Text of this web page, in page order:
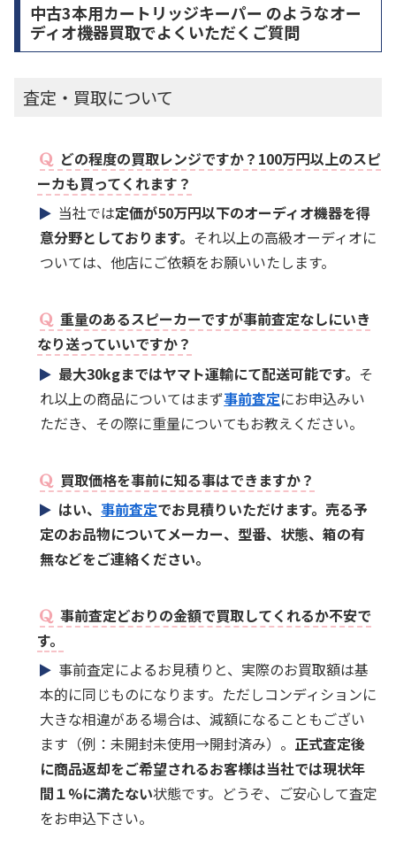
中古3本用カートリッジキーパー のようなオー
ディオ機器買取でよくいただくご質問
査定・買取について
どの程度の買取レンジですか？100万円以上のスピ
ーカも買ってくれます？
当社では定価が50万円以下のオーディオ機器を得
意分野としております。 それ以上の高級オーディオに
ついては、他店にご依頼をお願いいたします。
重量のあるスピーカーですが事前査定なしにいき
なり送っていいですか？
最大30kgまではヤマト運輸にて配送可能です。 そ
れ以上の商品についてはまず事前査定にお申込みい
ただき、その際に重量についてもお教えください。
買取価格を事前に知る事はできますか？
はい、事前査定でお見積りいただけます。売る予
定のお品物についてメーカー、型番、状態、箱の有
無などをご連絡ください。
事前査定どおりの金額で買取してくれるか不安で
す。
事前査定によるお見積りと、実際のお買取額は基
本的に同じものになります。ただしコンディションに
大きな相違がある場合は、減額になることもござい
ます（例：未開封未使用→開封済み）。 正式査定後
に商品返却をご希望されるお客様は当社では現状年
間１%に満たない状態です。どうぞ、ご安心して査定
をお申込下さい。